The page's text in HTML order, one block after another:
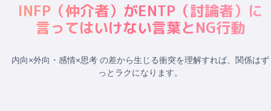
INFP （仲介者）がENTP （討論者）に
言ってはいけない言葉とNG行動
内向×外向・感情×思考 の差から生じる衝突を理解すれば、関係はず
っとラクになります。